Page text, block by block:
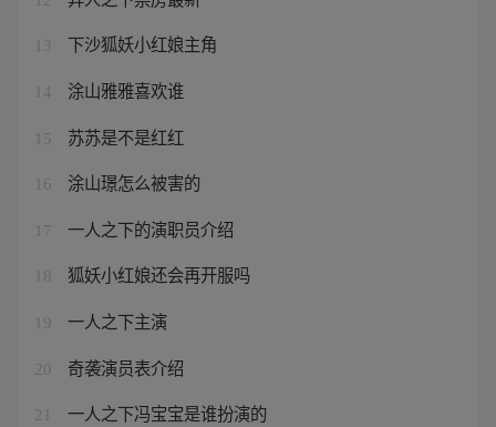
13 下沙狐妖小红娘主角
14 涂山雅雅喜欢谁
15 苏苏是不是红红
16 涂山璟怎么被害的
17 一人之下的演职员介绍
18 狐妖小红娘还会再开服吗
19 一人之下主演
20 奇袭演员表介绍
21 一人之下冯宝宝是谁扮演的